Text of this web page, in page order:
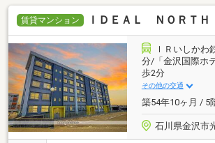
賃貸マンション ＩＤＥＡＬ ＮＯＲＴＨ
ＩＲいしかわ
分/「金沢国際ホ
歩2分
その他の交通
築54年10ヶ月 / 5
石川県金沢市